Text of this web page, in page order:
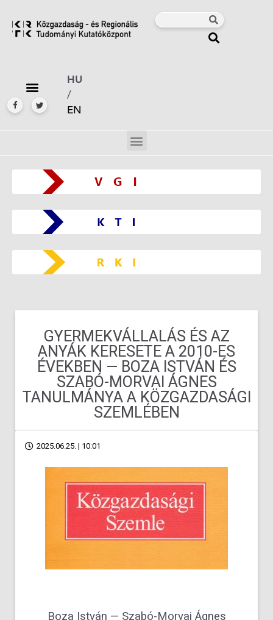
HU
/
EN
GYERMEKVÁLLALÁS ÉS AZ
ANYÁK KERESETE A 2010-ES
ÉVEKBEN — BOZA ISTVÁN ÉS
SZABÓ-MORVAI ÁGNES
TANULMÁNYA A KÖZGAZDASÁGI
SZEMLÉBEN
2025.06.25. | 10:01
Boza István — Szabó-Morvai Ágnes